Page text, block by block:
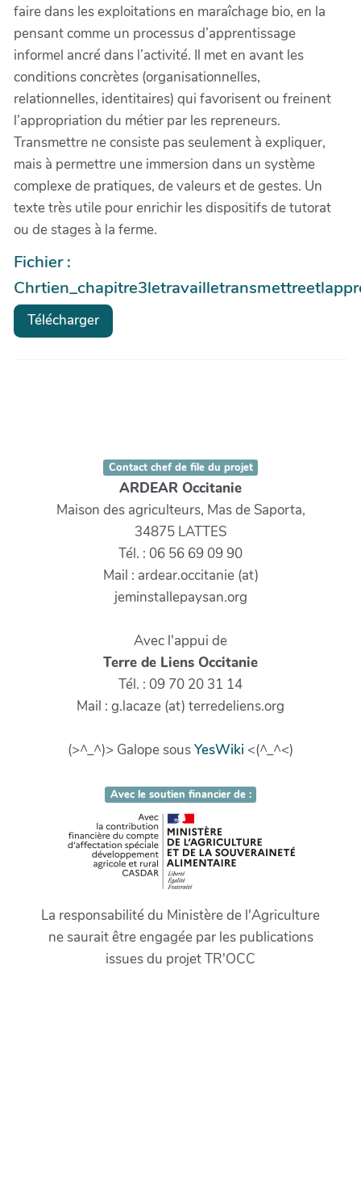
faire dans les exploitations en maraîchage bio, en la
pensant comme un processus d’apprentissage
informel ancré dans l’activité. Il met en avant les
conditions concrètes (organisationnelles,
relationnelles, identitaires) qui favorisent ou freinent
l’appropriation du métier par les repreneurs.
Transmettre ne consiste pas seulement à expliquer,
mais à permettre une immersion dans un système
complexe de pratiques, de valeurs et de gestes. Un
texte très utile pour enrichir les dispositifs de tutorat
ou de stages à la ferme.
Fichier :
Télécharger
Contact chef de file du projet
ARDEAR Occitanie
Maison des agriculteurs, Mas de Saporta,
34875 LATTES
Tél. : 06 56 69 09 90
Mail : ardear.occitanie (at)
jeminstallepaysan.org
Avec l'appui de
Terre de Liens Occitanie
Tél. : 09 70 20 31 14
Mail : g.lacaze (at) terredeliens.org
(>^_^)> Galope sousYesWiki <(^_^<)
Avec le soutien financier de :
La responsabilité du Ministère de l'Agriculture
ne saurait être engagée par les publications
issues du projet TR'OCC